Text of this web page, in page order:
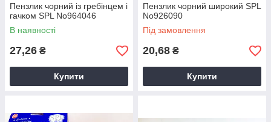
Пензлик чорний із гребінцем і
гачком SPL No964046
В наявності
27,26 ₴
Купити
Пензлик чорний широкий SPL
No926090
Під замовлення
20,68 ₴
Купити